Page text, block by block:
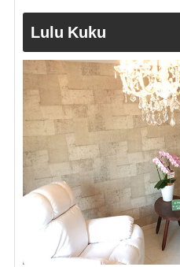
Lulu Kuku